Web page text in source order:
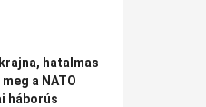
hatalmas
a NATO
háborús